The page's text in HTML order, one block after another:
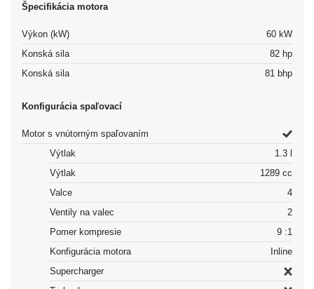
Špecifikácia motora
Výkon (kW)
60 kW
Konská sila
82 hp
Konská sila
81 bhp
Konfigurácia spaľovací
Motor s vnútorným spaľovaním
Výtlak
1.3 l
Výtlak
1289 cc
Valce
4
Ventily na valec
2
Pomer kompresie
9 :1
Konfigurácia motora
Inline
Supercharger